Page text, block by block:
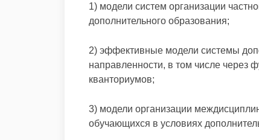
1) модели систем организации
дополнительного образования;
2) эффективные модели системы
направленности, в том числе через
кванториумов;
3) модели организации
обучающихся в условиях